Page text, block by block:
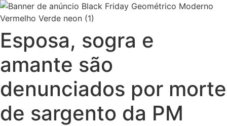
Esposa, sogra e
amante são
denunciados por morte
de sargento da PM